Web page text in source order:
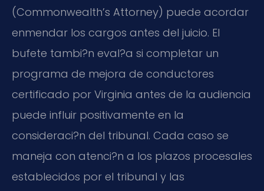
(Commonwealth’s Attorney) puede acordar
enmendar los cargos antes del juicio. El
bufete tambi?n eval?a si completar un
programa de mejora de conductores
certificado por Virginia antes de la audiencia
puede influir positivamente en la
consideraci?n del tribunal. Cada caso se
maneja con atenci?n a los plazos procesales
establecidos por el tribunal y las